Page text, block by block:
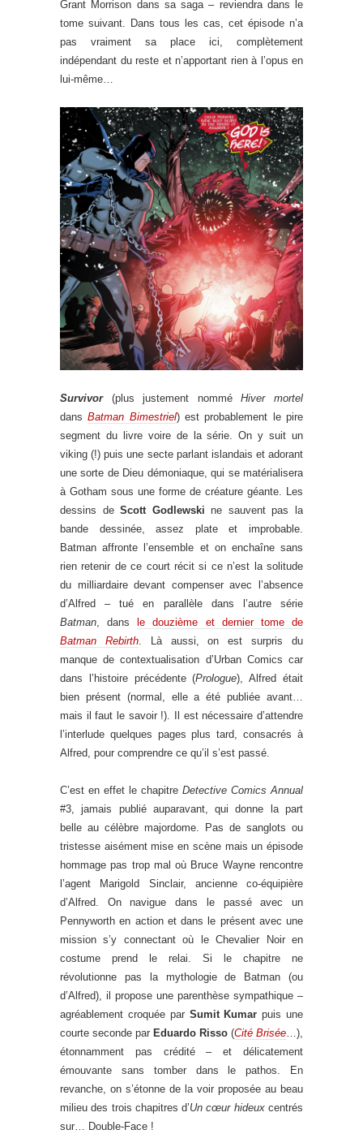
Grant Morrison dans sa saga – reviendra dans le
tome suivant. Dans tous les cas, cet épisode n’a
pas vraiment sa place ici, complètement
indépendant du reste et n’apportant rien à l’opus en
lui-même…
Survivor(plus justement nomméHiver mortel
dansBatman Bimestriel) est probablement le pire
segment du livre voire de la série. On y suit un
viking (!) puis une secte parlant islandais et adorant
une sorte de Dieu démoniaque, qui se matérialisera
à Gotham sous une forme de créature géante. Les
dessins deScott Godlewski ne sauvent pas la
bande dessinée, assez plate et improbable.
Batman affronte l’ensemble et on enchaîne sans
rien retenir de ce court récit si ce n’est la solitude
du milliardaire devant compenser avec l’absence
d’Alfred – tué en parallèle dans l’autre série
Batman, dans
le douzième et dernier tome de
Batman Rebirth. Là aussi, on est surpris du
manque de contextualisation d’Urban Comics car
dans l’histoire précédente (Prologue), Alfred était
bien présent (normal, elle a été publiée avant…
mais il faut le savoir !). Il est nécessaire d’attendre
l’interlude quelques pages plus tard, consacrés à
Alfred, pour comprendre ce qu’il s’est passé.
C’est en effet le chapitre Detective Comics Annual
#3, jamais publié auparavant, qui donne la part
belle au célèbre majordome. Pas de sanglots ou
tristesse aisément mise en scène mais un épisode
hommage pas trop mal où Bruce Wayne rencontre
l’agent Marigold Sinclair, ancienne co-équipière
d’Alfred. On navigue dans le passé avec un
Pennyworth en action et dans le présent avec une
mission s’y connectant où le Chevalier Noir en
costume prend le relai. Si le chapitre ne
révolutionne pas la mythologie de Batman (ou
d’Alfred), il propose une parenthèse sympathique –
agréablement croquée par Sumit Kumar puis une
courte seconde par Eduardo Risso (Cité Brisée…),
étonnamment pas crédité – et délicatement
émouvante sans tomber dans le pathos. En
revanche, on s’étonne de la voir proposée au beau
milieu des trois chapitres d’Un cœur hideuxcentrés
sur… Double-Face !